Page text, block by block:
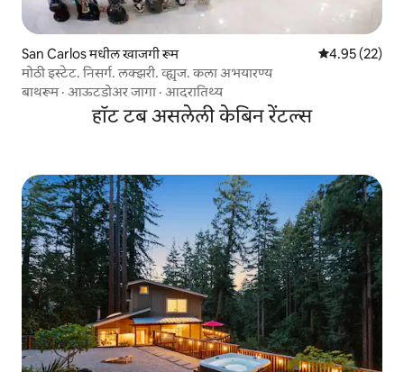
San Carlos मधील खाजगी रूम 5 पैकी 4.95
4.95 (22)
मोठी इस्टेट. निसर्ग. लक्झरी. व्ह्यूज. कला अभयारण्य
बाथरूम· आऊटडोअर जागा · आदरातिथ्य
हॉट टब असलेली केबिन रेंटल्स